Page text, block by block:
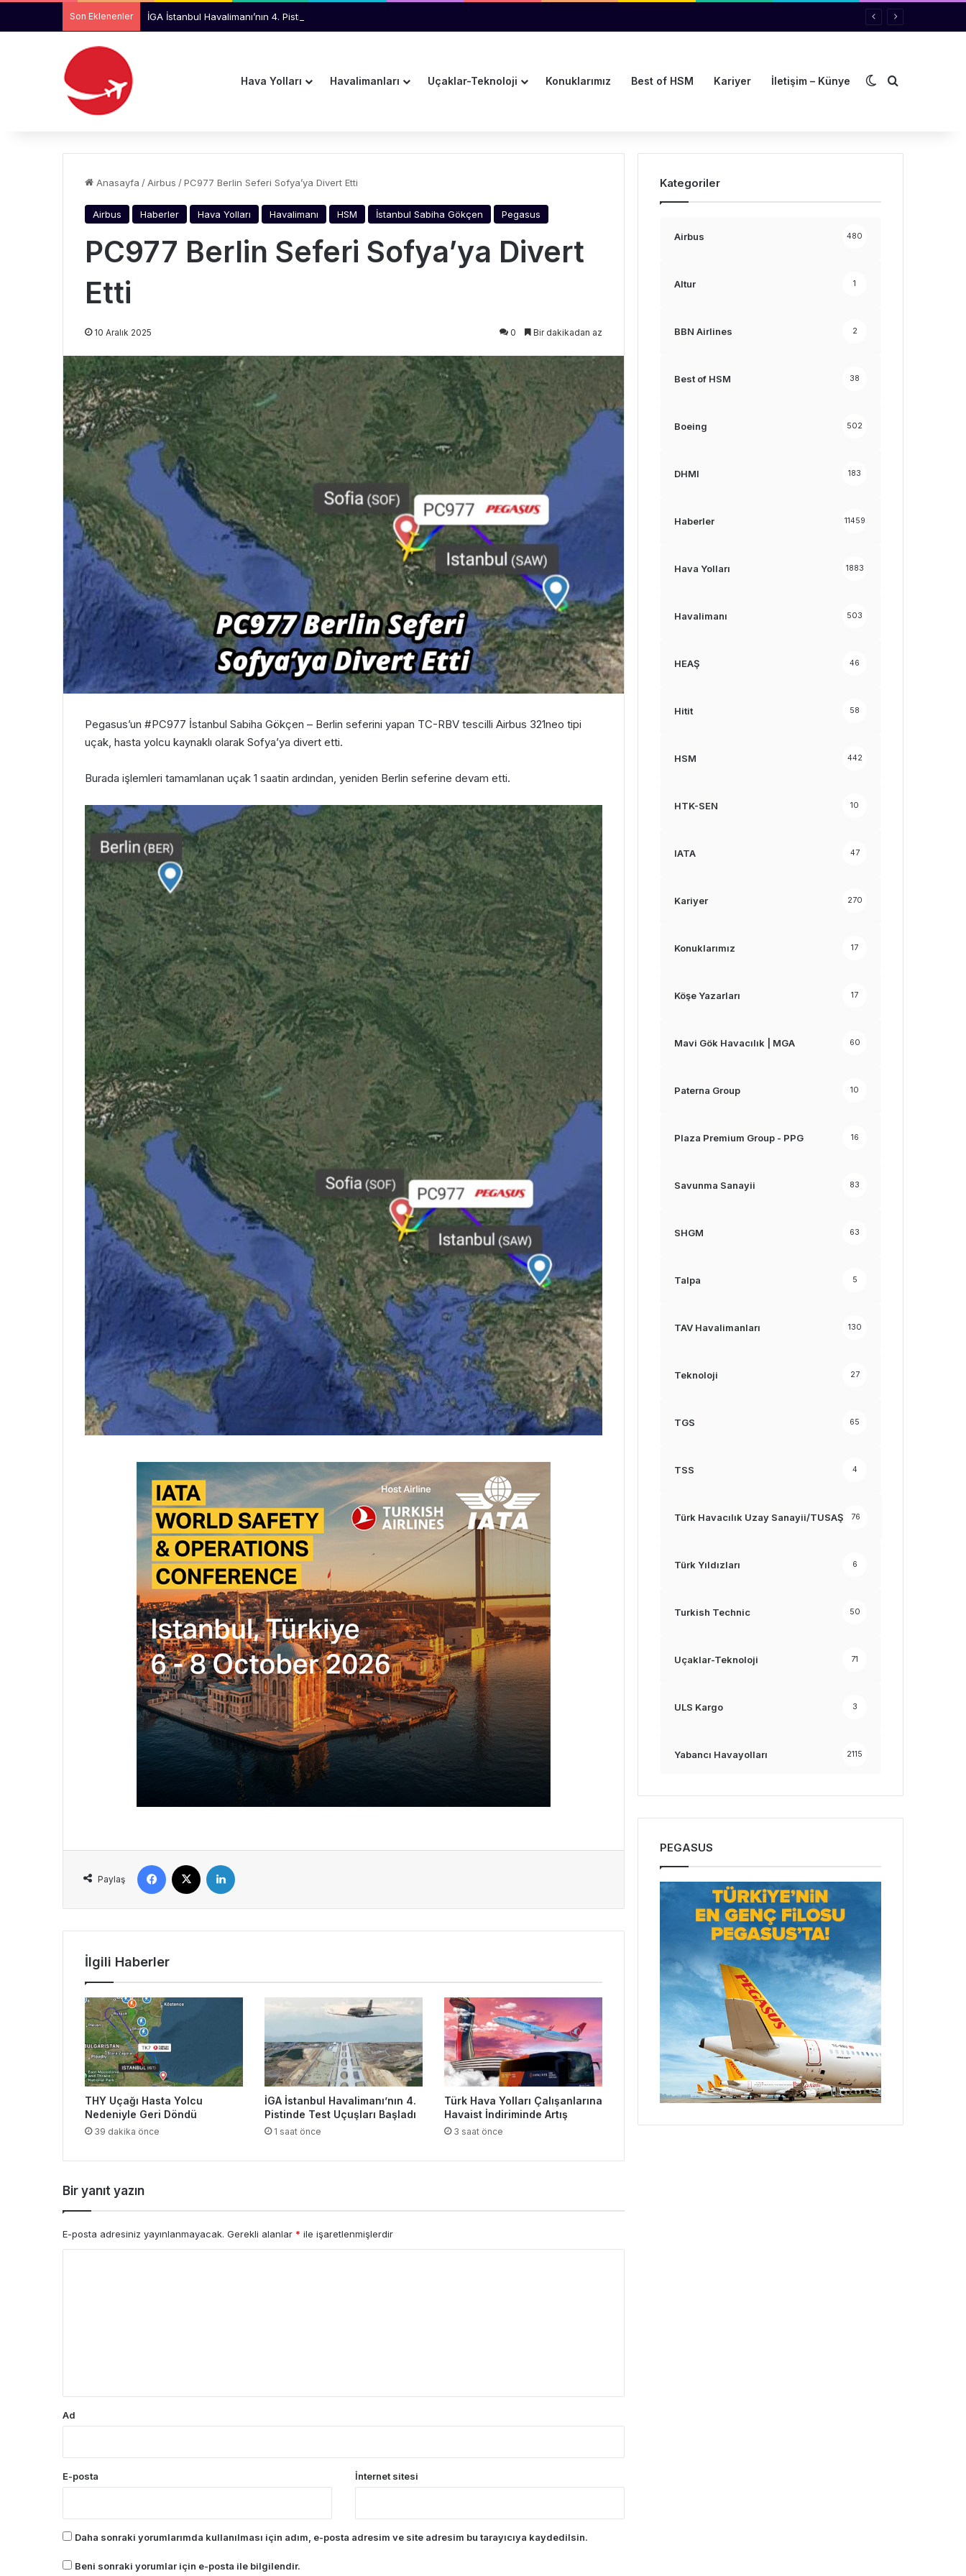
Son Eklenenler İGA İstanbul Havalimanı’nın 4. Pistinde Test Uçuşları Başladı
Hava Yolları Havalimanları Uçaklar-Teknoloji Konuklarımız Best of HSM Kariyer İletişim – Künye Dış görünümü
Arama yap
Anasayfa /Airbus /PC977 Berlin Seferi Sofya’ya Divert Etti
Airbus Haberler Hava Yolları Havalimanı HSM İstanbul Sabiha Gökçen Pegasus
PC977 Berlin Seferi Sofya’ya Divert
Etti
10 Aralık 2025 0 Bir dakikadan az
Pegasus’un #PC977 İstanbul Sabiha Gökçen – Berlin seferini yapan TC-RBV tescilli Airbus 321neo tipi
uçak, hasta yolcu kaynaklı olarak Sofya’ya divert etti.
Burada işlemleri tamamlanan uçak 1 saatin ardından, yeniden Berlin seferine devam etti.
Paylaş
Facebook
İlgili Haberler
THY Uçağı Hasta Yolcu
Nedeniyle Geri Döndü
39 dakika önce
İGA İstanbul Havalimanı’nın 4.
Pistinde Test Uçuşları Başladı
1 saat önce
Türk Hava Yolları Çalışanlarına
Havaist İndiriminde Artış
3 saat önce
Bir yanıt yazın
E-posta adresiniz yayınlanmayacak. Gerekli alanlar * ile işaretlenmişlerdir
Ad
E-posta İnternet sitesi
Daha sonraki yorumlarımda kullanılması için adım, e-posta adresim ve site adresim bu tarayıcıya kaydedilsin.
Beni sonraki yorumlar için e-posta ile bilgilendir.
Kategoriler
Airbus 480
Altur 1
BBN Airlines 2
Best of HSM 38
Boeing 502
DHMI 183
Haberler 11459
Hava Yolları 1883
Havalimanı 503
HEAŞ 46
Hitit 58
HSM 442
HTK-SEN 10
IATA 47
Kariyer 270
Konuklarımız 17
Köşe Yazarları 17
Mavi Gök Havacılık | MGA 60
Paterna Group 10
Plaza Premium Group - PPG 16
Savunma Sanayii 83
SHGM 63
Talpa 5
TAV Havalimanları 130
Teknoloji 27
TGS 65
TSS 4
Türk Havacılık Uzay Sanayii/TUSAŞ 76
Türk Yıldızları 6
Turkish Technic 50
Uçaklar-Teknoloji 71
ULS Kargo 3
Yabancı Havayolları 2115
PEGASUS